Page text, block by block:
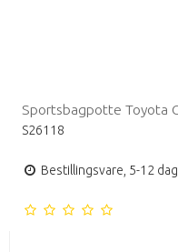
Sportsbagpotte Toyota
S26118
Bestillingsvare, 5-12